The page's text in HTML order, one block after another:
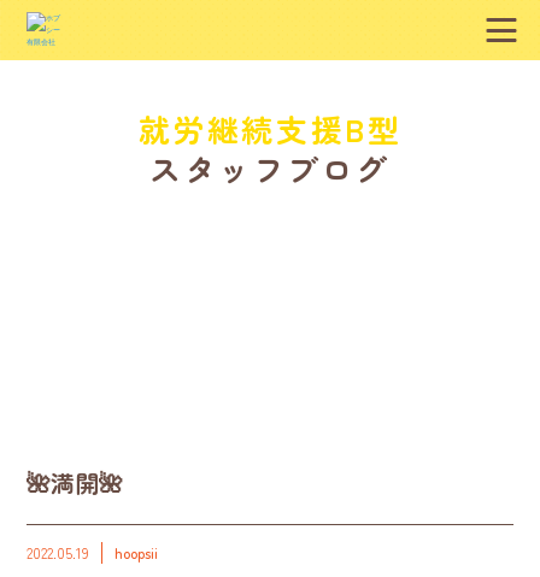
就労継続支援B型
スタッフブログ
🌺満開🌺
2022.05.19 hoopsii